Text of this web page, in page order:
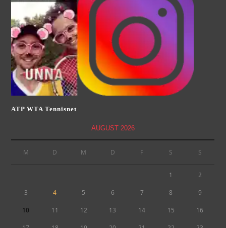
ATP WTA Tennisnet
AUGUST 2026
M D M D F S S
1 2
3 4 5 6 7 8 9
10 11 12 13 14 15 16